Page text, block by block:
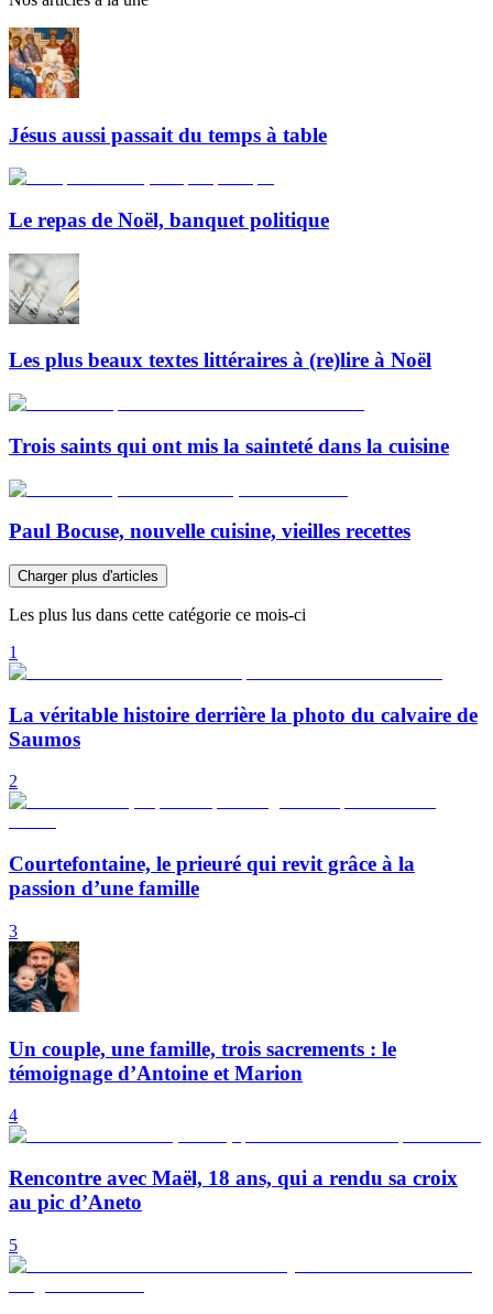
Jésus aussi passait du temps à table
Le repas de Noël, banquet politique
Les plus beaux textes littéraires à (re)lire à Noël
Trois saints qui ont mis la sainteté dans la cuisine
Paul Bocuse, nouvelle cuisine, vieilles recettes
Charger plus d'articles
Les plus lus dans cette catégorie ce mois-ci
1
La véritable histoire derrière la photo du calvaire de
Saumos
2
Courtefontaine, le prieuré qui revit grâce à la
passion d’une famille
3
Un couple, une famille, trois sacrements : le
témoignage d’Antoine et Marion
4
Rencontre avec Maël, 18 ans, qui a rendu sa croix
au pic d’Aneto
5